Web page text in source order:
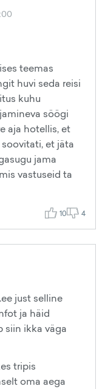
teemas
huvi seda reisi
kuhu
söögi
aja hotellis, et
et jäta
jama
vastuseid ta
10 4
just selline
ja häid
siin ikka väga
tripis
oma aega